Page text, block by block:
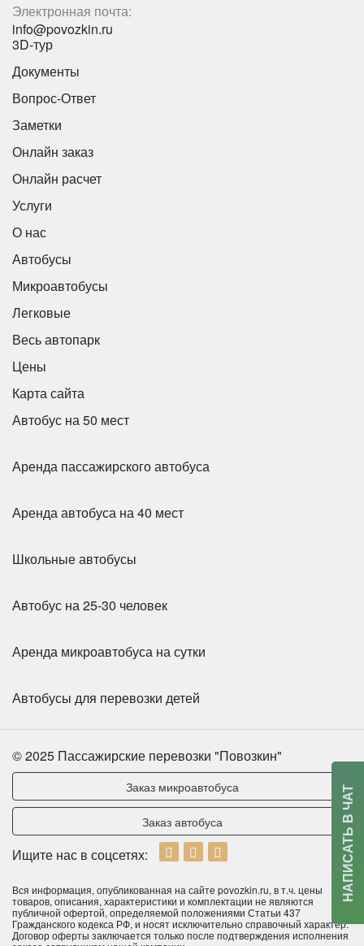
Количество мест:
Класс:
Шкоольный
Mercedes Sprinter Турист 20 мест
Количество мест:
Цена от: 800 руб/час
Электронная почта:
info@povozkin.ru
3D-тур
Документы
Вопрос-Ответ
Заметки
Онлайн заказ
Онлайн расчет
Услуги
О нас
Автобусы
Микроавтобусы
Легковые
Весь автопарк
Цены
Карта сайта
Автобус на 50 мест
Аренда пассажирского автобуса
Аренда автобуса на 40 мест
Школьные автобусы
Автобус на 25-30 человек
Аренда микроавтобуса на сутки
Автобусы для перевозки детей
© 2025 Пассажирские перевозки "Повозкин"
Заказ микроавтобуса
Заказ автобуса
Ищите нас в соцсетях:
Вся информация, опубликованная на сайте povozkin.ru, в т.ч. цены
товаров, описания, характеристики и комплектации не являются
публичной офертой, определяемой положениями Статьи 437
Гражданского кодекса РФ, и носят исключительно справочный характер.
Договор оферты заключается только после подтверждения исполнения
НАПИСАТЬ В ЧАТ